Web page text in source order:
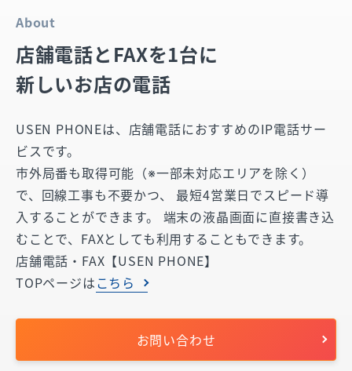
About
店舗電話とFAXを1台に
新しいお店の電話
USEN PHONEは、店舗電話におすすめのIP電話サー
ビスです。
市外局番も取得可能（※一部未対応エリアを除く）
で、回線工事も不要かつ、 最短4営業日でスピード導
入することができます。 端末の液晶画面に直接書き込
むことで、FAXとしても利用することもできます。
店舗電話・FAX【USEN PHONE】
TOPページはこちら
お問い合わせ